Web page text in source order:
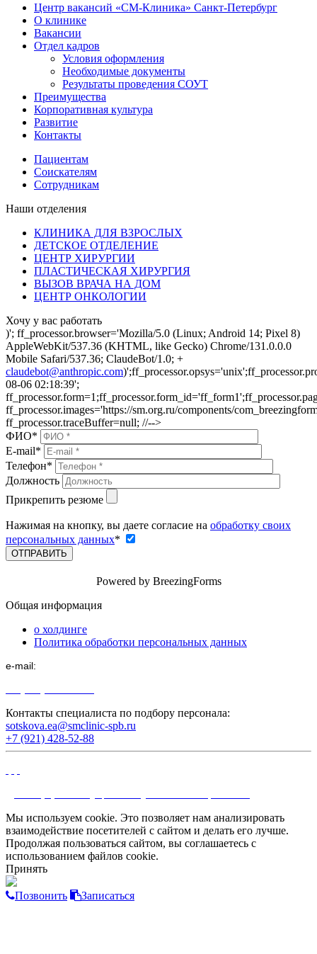
Центр вакансий «СМ‑Клиника» Санкт-Петербург
О клинике
Вакансии
Отдел кадров
Условия оформления
Необходимые документы
Результаты проведения СОУТ
Преимущества
Корпоративная культура
Развитие
Контакты
Пациентам
Соискателям
Сотрудникам
Наши отделения
КЛИНИКА ДЛЯ ВЗРОСЛЫХ
ДЕТСКОЕ ОТДЕЛЕНИЕ
ЦЕНТР ХИРУРГИИ
ПЛАСТИЧЕСКАЯ ХИРУРГИЯ
ВЫЗОВ ВРАЧА НА ДОМ
ЦЕНТР ОНКОЛОГИИ
Хочу у вас работать
)'; ff_processor.browser='Mozilla/5.0 (Linux; Android 14; Pixel 8)
AppleWebKit/537.36 (KHTML, like Gecko) Chrome/131.0.0.0
Mobile Safari/537.36; ClaudeBot/1.0; +
claudebot@anthropic.com
08-06 02:18:39';
ff_processor.images='https://sm.org.ru/components/
ff_processor.traceBuffer=null; //-->
ФИО*
E-mail*
Телефон*
Должность
Прикрепить резюме
Нажимая на кнопку, вы даете согласие на обработку своих
персональных данных*
ОТПРАВИТЬ
Powered by BreezingForms
Общая информация
о холдинге
Политика обработки персональных данных
e-mail:
Контакты специалиста по подбору персонала:
sotskova.ea@smclinic-spb.ru
+7 (921) 428-52-88
Мы используем cookie. Это позволяет нам анализировать
взаимодействие посетителей с сайтом и делать его лучше.
Продолжая пользоваться сайтом, вы соглашаетесь с
использованием файлов cookie.
Принять
Позвонить Записаться